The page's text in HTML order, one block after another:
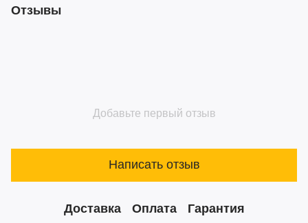
Отзывы
Добавьте первый отзыв
Написать отзыв
Доставка Оплата Гарантия